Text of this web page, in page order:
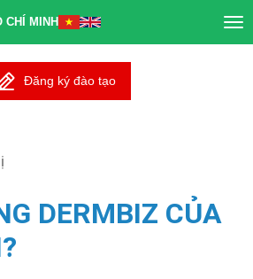
CHÍ MINH
Đăng ký đào tạo
DERMBIZ CỦA